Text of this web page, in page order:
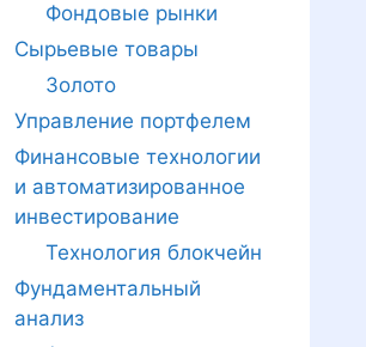
Фондовые рынки
Сырьевые товары
Золото
Управление портфелем
Финансовые технологии
и автоматизированное
инвестирование
Технология блокчейн
Фундаментальный
анализ